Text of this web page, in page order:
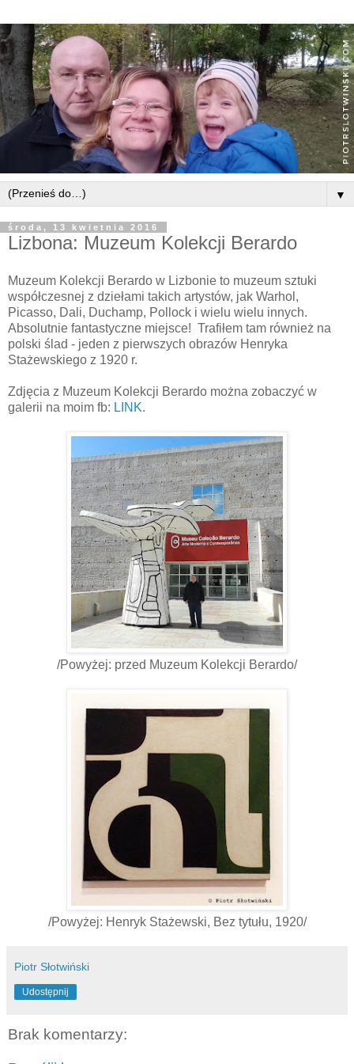
▼
środa, 13 kwietnia 2016
Lizbona: Muzeum Kolekcji Berardo
Muzeum Kolekcji Berardo w Lizbonie to muzeum sztuki
współczesnej z dziełami takich artystów, jak Warhol,
Picasso, Dali, Duchamp, Pollock i wielu wielu innych.
Absolutnie fantastyczne miejsce! Trafiłem tam również na
polski ślad - jeden z pierwszych obrazów Henryka
Stażewskiego z 1920 r.
Zdjęcia z Muzeum Kolekcji Berardo można zobaczyć w
galerii na moim fb: LINK.
/Powyżej: przed Muzeum Kolekcji Berardo/
/Powyżej: Henryk Stażewski, Bez tytułu, 1920/
Piotr Słotwiński
Udostępnij
Brak komentarzy: